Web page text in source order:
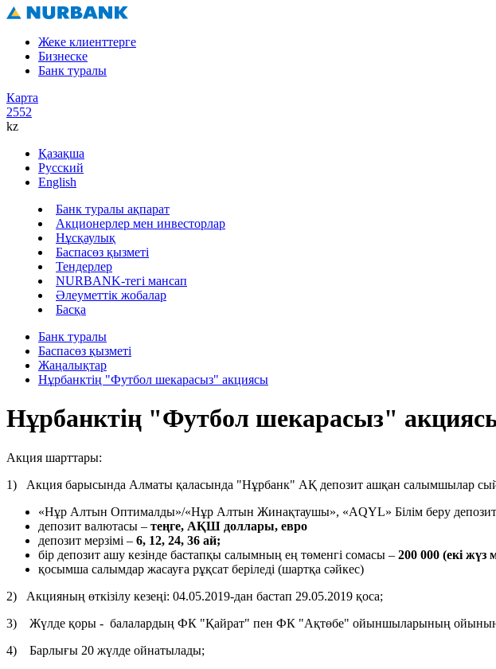
Жеке клиенттерге
Бизнеске
Банк туралы
Карта
2552
kz
Қазақша
Русский
English
Банк туралы ақпарат
Акционерлер мен инвесторлар
Нұсқаулық
Баспасөз қызметі
Тендерлер
NURBANK-тегі мансап
Әлеуметтік жобалар
Басқа
Банк туралы
Баспасөз қызметі
Жаңалықтар
Нұрбанктің "Футбол шекарасыз" акциясы
Нұрбанктің "Футбол шекарасыз"
Акция шарттары:
1) Акция барысында Алматы қаласында "Нұрбанк" АҚ депозит ашқан салымшылар
«Нұр Алтын Оптималды»/«Нұр Алтын Жинақтаушы», «AQYL» Білім беру
депозит валютасы – теңге, АҚШ доллары, евро
депозит мерзімі – 6, 12, 24, 36 ай;
бір депозит ашу кезінде бастапқы салымның ең төменгі сомасы – 200 000 (екі жүз
қосымша салымдар жасауға рұқсат беріледі (шартқа сәйкес)
2) Акцияның өткізілу кезеңі: 04.05.2019-дан бастап 29.05.2019 қоса;
3) Жүлде қоры - балалардың ФК "Қайрат" пен ФК "Ақтөбе" ойыншыларының
4) Барлығы 20 жүлде ойнатылады;